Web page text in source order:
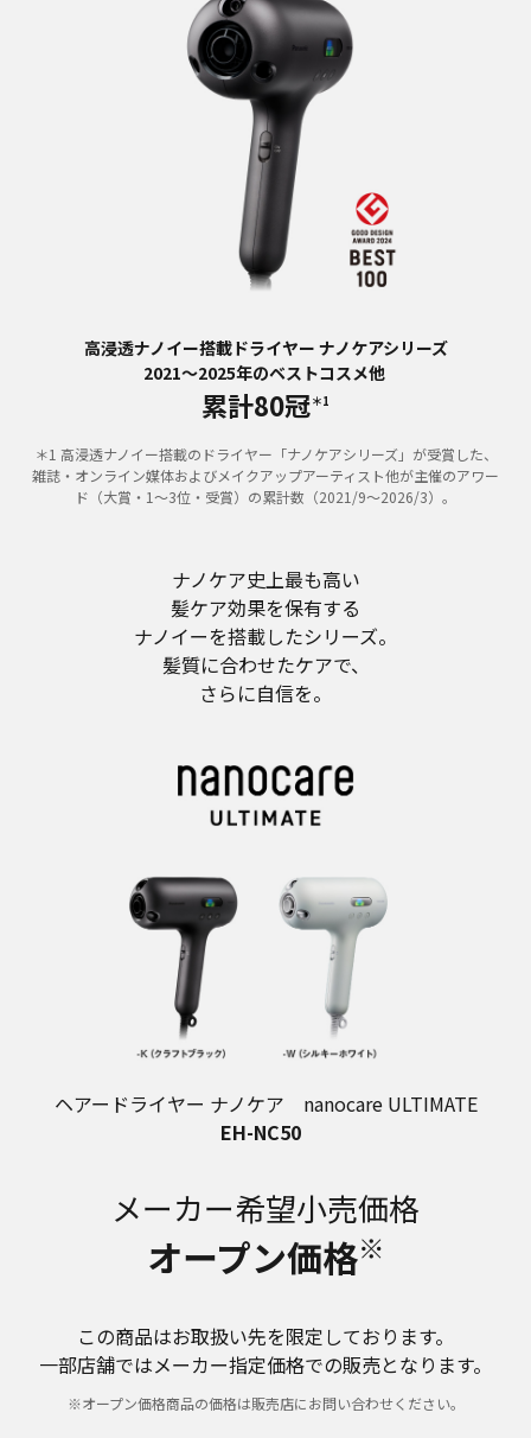
高浸透ナノイー搭載ドライヤー ナノケアシリーズ
2021～2025年のベストコスメ他
累計80冠＊1
＊1 高浸透ナノイー搭載のドライヤー「ナノケアシリーズ」が受賞した、
雑誌・オンライン媒体およびメイクアップアーティスト他が主催のアワー
ド（大賞・1～3位・受賞）の累計数（2021/9～2026/3）。
ナノケア史上最も高い
髪ケア効果を保有する
ナノイーを搭載したシリーズ。
髪質に合わせたケアで、
さらに自信を。
ヘアードライヤー ナノケア nanocare ULTIMATE
EH-NC50
メーカー希望小売価格
オープン価格※
この商品はお取扱い先を限定しております。
一部店舗ではメーカー指定価格での販売となります。
※オープン価格商品の価格は販売店にお問い合わせください。